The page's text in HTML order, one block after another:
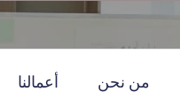
أعمالنا من نحن